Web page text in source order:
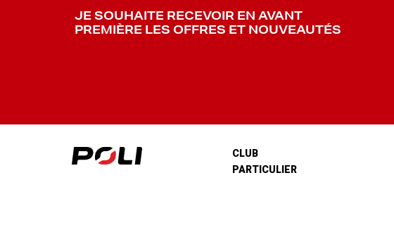
JE SOUHAITE RECEVOIR EN AVANT
PREMIÈRE LES OFFRES ET NOUVEAUTÉS
CLUB
PARTICULIER